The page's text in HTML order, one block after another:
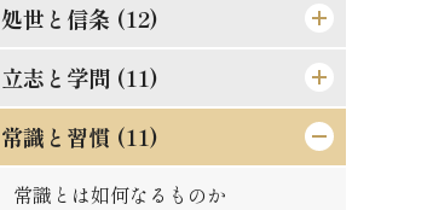
処世と信条 (12)
論語と算盤は甚だ遠くして甚だ近い
もの
士魂商才
立志と学問 (11)
精神老衰の予防法
現在に働け
常識と習慣 (11)
常識とは如何なるものか